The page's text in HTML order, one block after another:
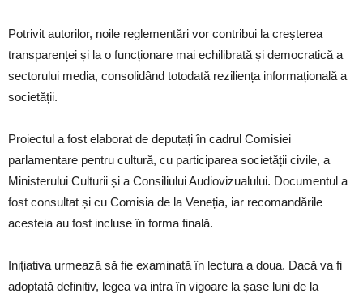
Potrivit autorilor, noile reglementări vor contribui la creșterea
transparenței și la o funcționare mai echilibrată și democratică a
sectorului media, consolidând totodată reziliența informațională a
societății.
Proiectul a fost elaborat de deputați în cadrul Comisiei
parlamentare pentru cultură, cu participarea societății civile, a
Ministerului Culturii și a Consiliului Audiovizualului. Documentul a
fost consultat și cu Comisia de la Veneția, iar recomandările
acesteia au fost incluse în forma finală.
Inițiativa urmează să fie examinată în lectura a doua. Dacă va fi
adoptată definitiv, legea va intra în vigoare la șase luni de la